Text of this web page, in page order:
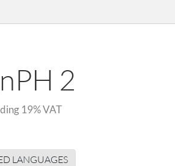
2
19% VAT
LANGUAGES